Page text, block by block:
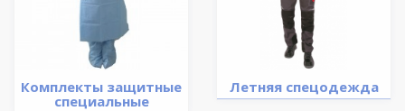
Комплекты защитные
специальные
Летняя спецодежда